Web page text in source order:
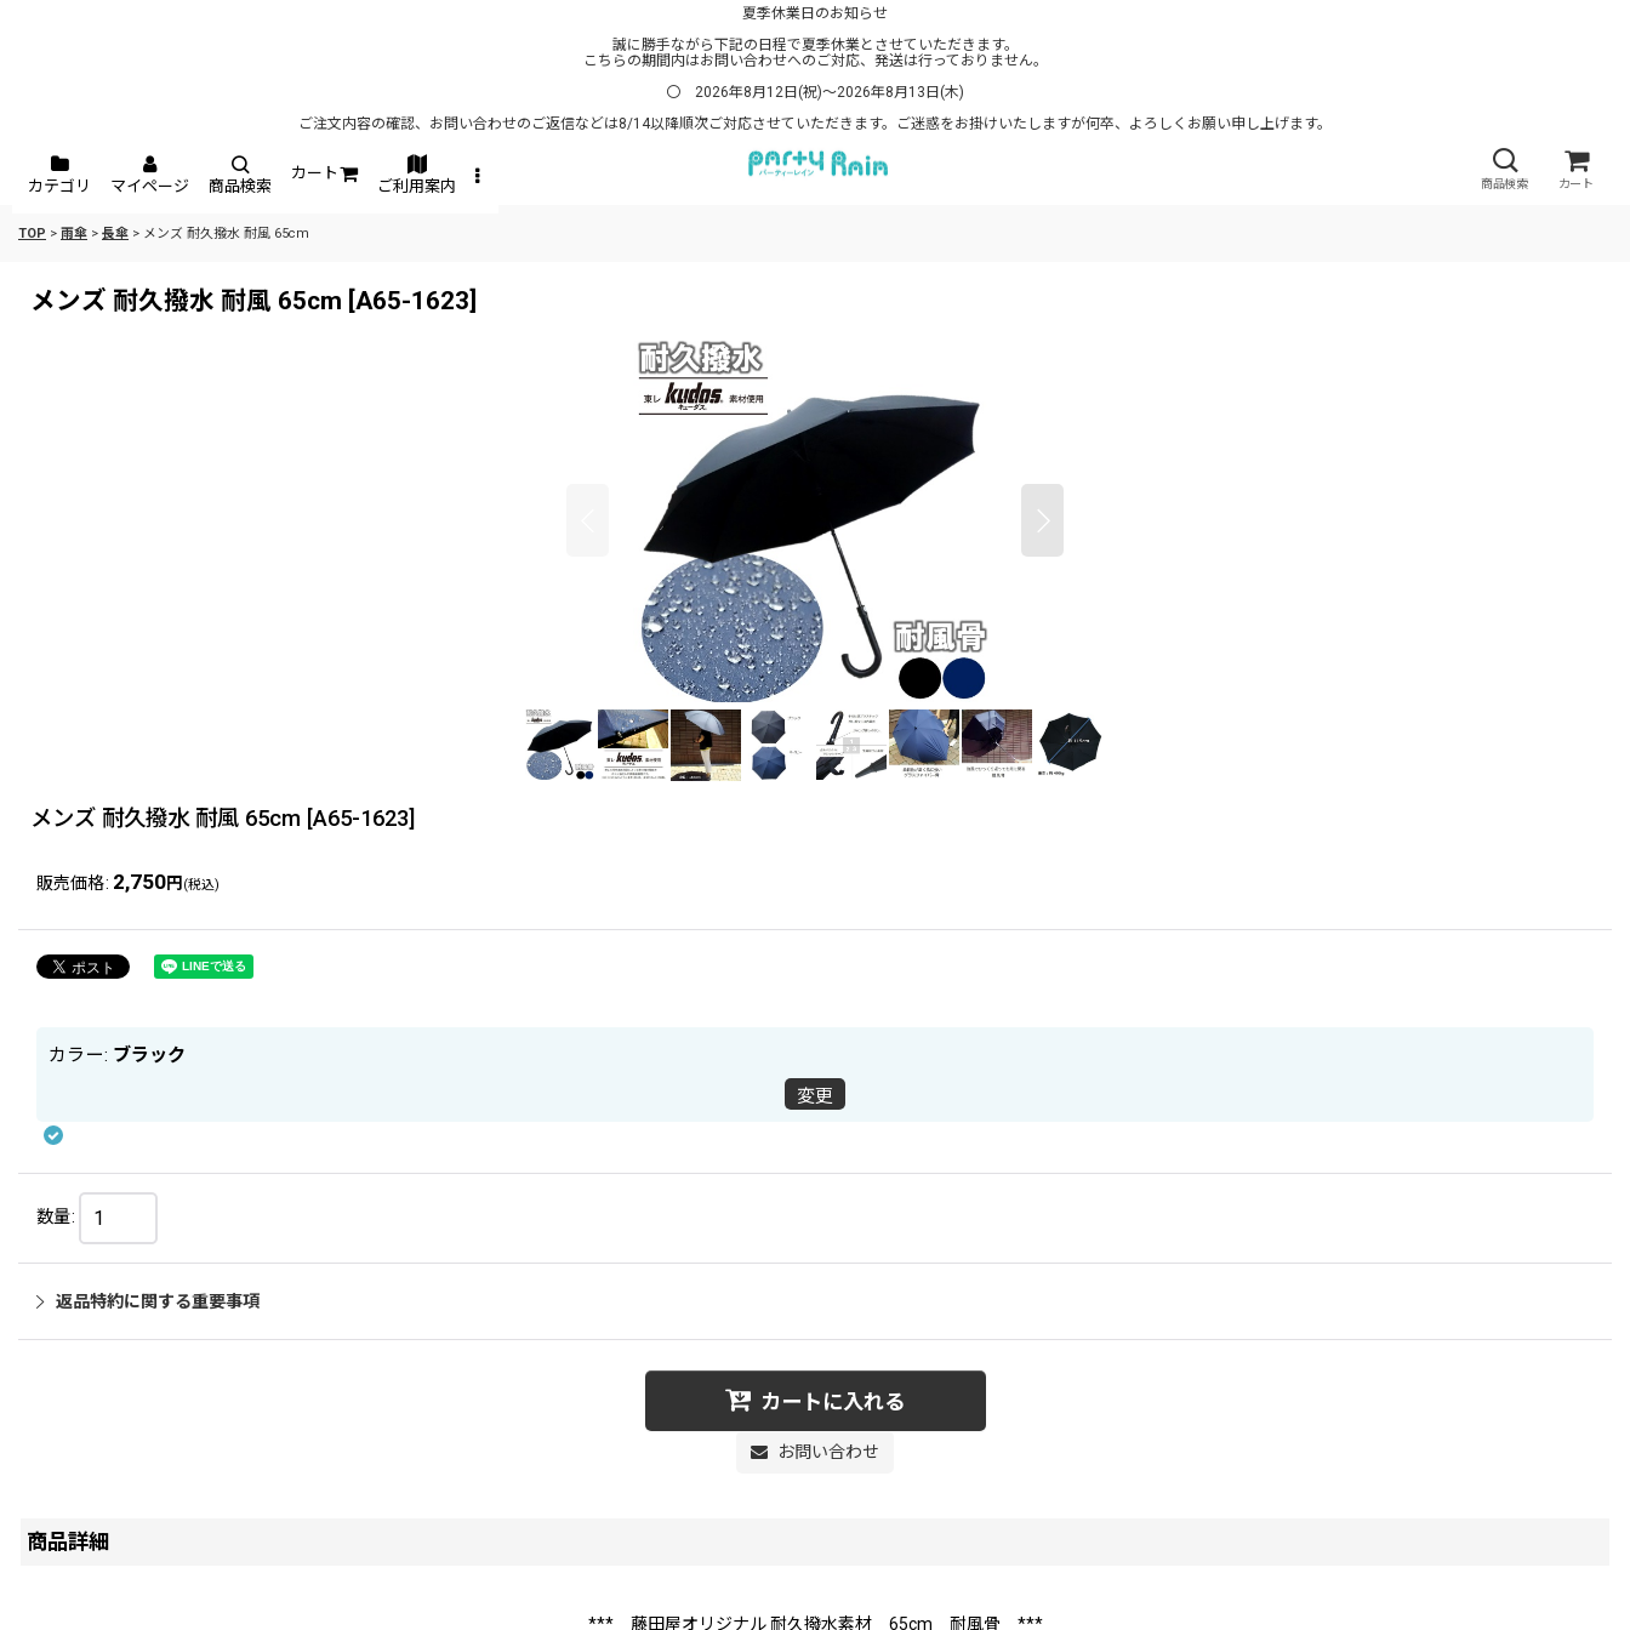
夏季休業日のお知らせ
誠に勝手ながら下記の日程で夏季休業とさせていただきます。
こちらの期間内はお問い合わせへのご対応、発送は行っておりません。
〇 2026年8月12日(祝)～2026年8月13日(木)
ご注文内容の確認、お問い合わせのご返信などは8/14以降順次ご対応させていただきます。ご迷惑をお掛けいたしますが何卒、よろしくお願い申し上げます。
商品検索 カート
カテゴリ マイページ 商品検索
カート
ご利用案内
TOP > 雨傘 > 長傘 > メンズ 耐久撥水 耐風 65cm
メンズ 耐久撥水 耐風 65cm [A65-1623]
メンズ 耐久撥水 耐風 65cm [A65-1623]
販売価格: 2,750円 (税込)
カラー: ブラック
変更
数量:
返品特約に関する重要事項
カートに入れる
お問い合わせ
商品詳細
*** 藤田屋オリジナル 耐久撥水素材 65cm 耐風骨 ***